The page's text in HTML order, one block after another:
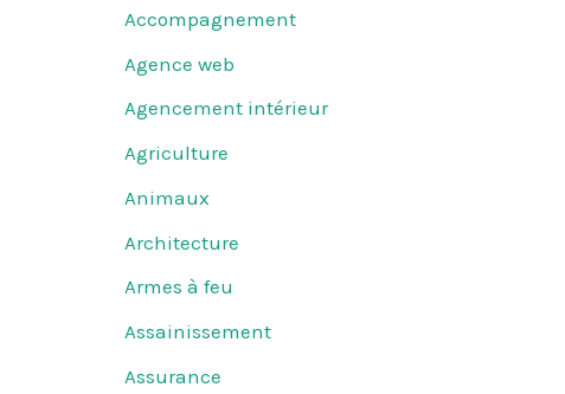
Accompagnement
Agence web
Agencement intérieur
Agriculture
Animaux
Architecture
Armes à feu
Assainissement
Assurance